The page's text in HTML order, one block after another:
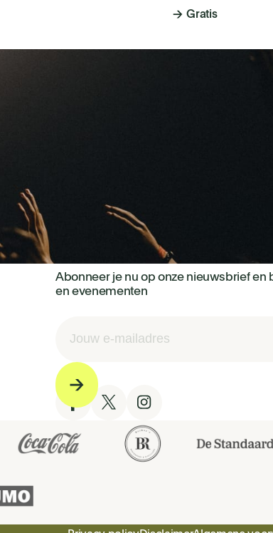
Gratis
Abonneer je nu op onze nieuwsbrief en
en evenementen